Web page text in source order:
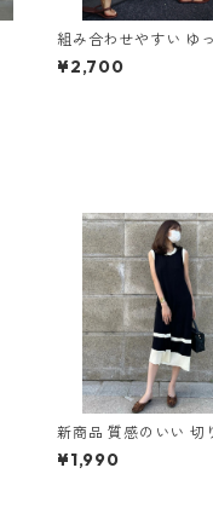
組み合わせやすい ゆったり
キュロットスカート パ
m-763
¥2,700
新商品 質感のいい 切
ノースリーブ ニットワ
ース m-264
¥1,990